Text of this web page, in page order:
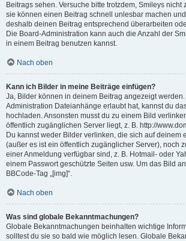
Beitrags sehen. Versuche bitte trotzdem, Smileys nicht
sie können einen Beitrag schnell unlesbar machen
deshalb deinen Beitrag entsprechend überarbeiten
Die Board-Administration kann auch die Anzahl der
in einem Beitrag benutzen kannst.
Nach oben
Kann ich Bilder in meine Beiträge einfügen?
Ja, Bilder können in deinem Beitrag angezeigt
Administration Dateianhänge erlaubt hat, kannst du
hochladen. Ansonsten musst du zu einem Bild
öffentlich zugänglichen Server liegt, z. B. http://
Du kannst weder Bilder verlinken, die sich auf deinem
(außer es ist ein öffentlich zugänglicher Server), noch
einer Anmeldung verfügbar sind, z. B. Hotmail- oder
einem Passwort geschützte Seiten usw. Um das Bild
BBCode-Tag „[img]“.
Nach oben
Was sind globale Bekanntmachungen?
Globale Bekanntmachungen beinhalten wichtige
solltest du sie so bald wie möglich lesen. Globale